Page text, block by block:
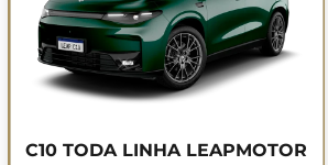
C10 TODA LINHA LEAPMOTOR